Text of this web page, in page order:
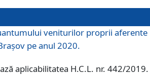
veniturilor proprii aferente
pe anul 2020.
aplicabilitatea H.C.L. nr. 442/2019.